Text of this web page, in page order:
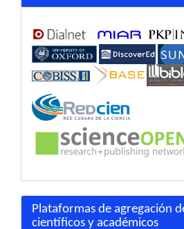
Plataformas de agregación
científicos y académicos